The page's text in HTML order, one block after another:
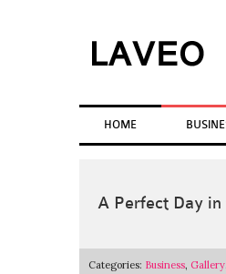
HOME
A Perfect Day
Categories: Business, Gallery